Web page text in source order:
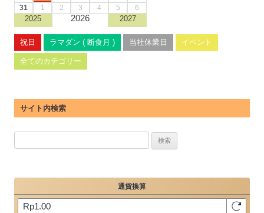
31
1 2 3 4 5 6
2025 2026 2027
祝日 ラマダン ( 断食月 ) 当社休業日 イベント
全てのカテゴリー
サイト内検索